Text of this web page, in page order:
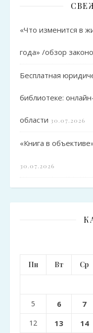
«Что изменится в
года» /обзор
Бесплатная
библиотеке:
области 30.07.2026
«Книга в
30.07.2026
Пн Вт Ср
5 6 7
12 13 14